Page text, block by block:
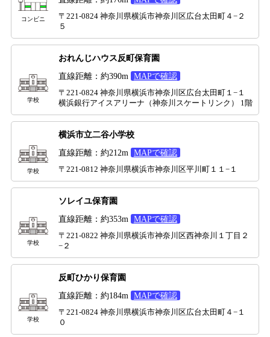
コンビニ
〒221-0824 神奈川県横浜市神奈川区広台太田町４−２
５
学校
おれんじハウス反町保育園
直線距離：約390m
MAPで確認
〒221-0824 神奈川県横浜市神奈川区広台太田町１−１
横浜銀行アイスアリーナ（神奈川スケートリンク） 1階
学校
横浜市立二谷小学校
直線距離：約212m
MAPで確認
〒221-0812 神奈川県横浜市神奈川区平川町１１−１
学校
ソレイユ保育園
直線距離：約353m
MAPで確認
〒221-0822 神奈川県横浜市神奈川区西神奈川１丁目２
−２
学校
反町ひかり保育園
直線距離：約184m
MAPで確認
〒221-0824 神奈川県横浜市神奈川区広台太田町４−１
０